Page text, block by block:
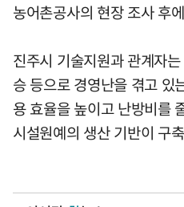
농어촌공사의 현장 조사 후
진주시 기술지원과 관계자
승 등으로 경영난을 겪고 있
용 효율을 높이고 난방비를
시설원예의 생산 기반이 구